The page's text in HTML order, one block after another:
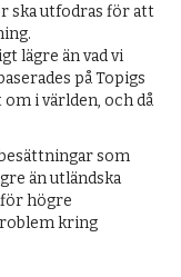
ska utfodras för att
lägre än vad vi
på Topigs
i världen, och då
som
än utländska
högre
kring